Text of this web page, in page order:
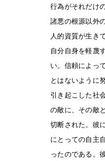
行為がそれだけ
諸悪の根源以外
人的資質が生き
自分自身を軽蔑
い。信頼によっ
とはないように
引き起こした社
の敵に、その敵
切断された。彼
にとっての自主
ったのである。